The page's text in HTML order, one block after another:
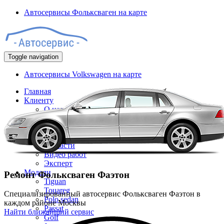
Автосервисы Фольксваген на карте
Toggle navigation
Автосервисы Volkswagen на карте
Главная
Клиенту
О нас
Акции
Гарантия
Сертификаты
Запчасти
Видео работ
Эксперт
Модели
Tiguan
Touareg
Polo sedan
Passat
Golf
Ремонт Фольксваген Фаэтон
Специализированный автосервис Фольксваген Фаэтон в
каждом районе Москвы
Найти ближайший сервис